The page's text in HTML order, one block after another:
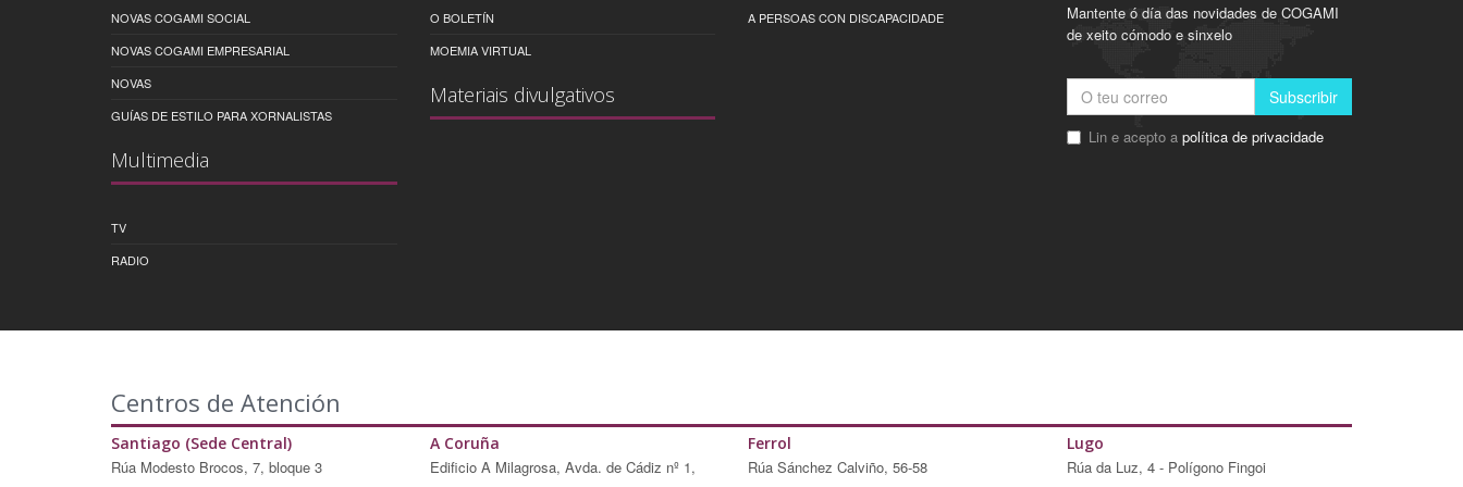
NOVAS COGAMI SOCIAL
NOVAS COGAMI EMPRESARIAL
NOVAS
GUÍAS DE ESTILO PARA XORNALISTAS
Multimedia
TV
RADIO
O BOLETÍN
MOEMIA VIRTUAL
Materiais divulgativos
A PERSOAS CON DISCAPACIDADE
Mantente ó día das novidades de COGAMI
de xeito cómodo e sinxelo
Subscribir
Lin e acepto a política de privacidade
Centros de Atención
Santiago (Sede Central)
Rúa Modesto Brocos, 7, bloque 3
A Coruña
Edificio A Milagrosa, Avda. de Cádiz nº 1,
Ferrol
Rúa Sánchez Calviño, 56-58
Lugo
Rúa da Luz, 4 - Polígono Fingoi